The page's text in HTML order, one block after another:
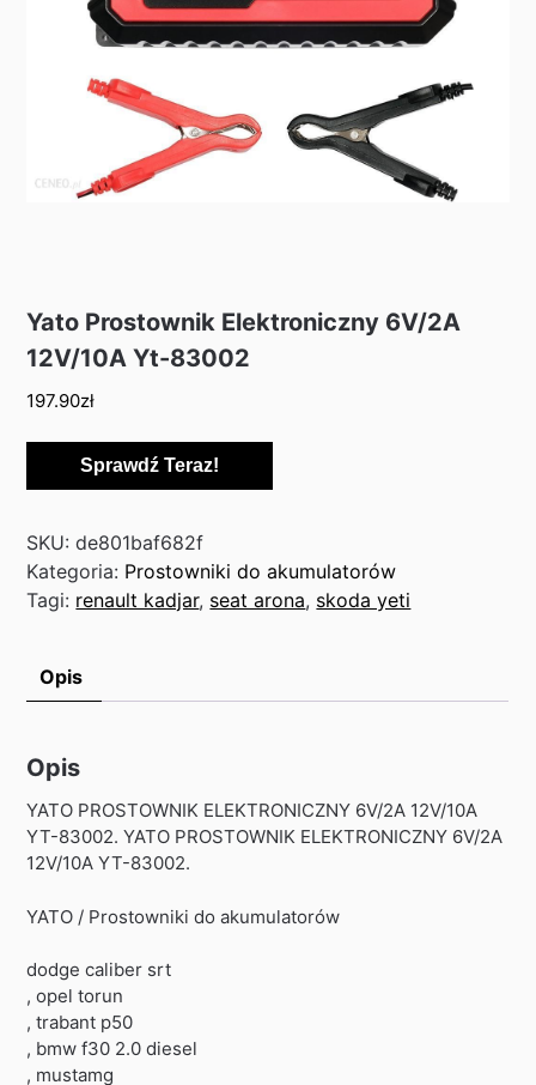
Yato Prostownik Elektroniczny 6V/2A
12V/10A Yt-83002
197.90zł
Sprawdź Teraz!
SKU:de801baf682f
Kategoria: Prostowniki do akumulatorów
Tagi: renault kadjar, seat arona, skoda yeti
Opis
Opis
YATO PROSTOWNIK ELEKTRONICZNY 6V/2A 12V/10A
YT-83002. YATO PROSTOWNIK ELEKTRONICZNY 6V/2A
12V/10A YT-83002.
YATO / Prostowniki do akumulatorów
dodge caliber srt
, opel torun
, trabant p50
, bmw f30 2.0 diesel
, mustamg